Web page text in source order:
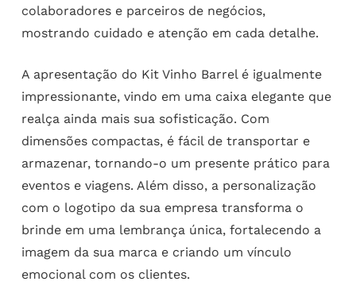
colaboradores e parceiros de negócios,
mostrando cuidado e atenção em cada detalhe.
A apresentação do Kit Vinho Barrel é igualmente
impressionante, vindo em uma caixa elegante que
realça ainda mais sua sofisticação. Com
dimensões compactas, é fácil de transportar e
armazenar, tornando-o um presente prático para
eventos e viagens. Além disso, a personalização
com o logotipo da sua empresa transforma o
brinde em uma lembrança única, fortalecendo a
imagem da sua marca e criando um vínculo
emocional com os clientes.